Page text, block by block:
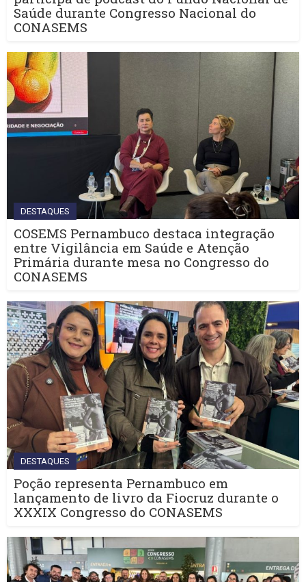
Saúde durante Congresso Nacional do
CONASEMS
DESTAQUES
COSEMS Pernambuco destaca integração
entre Vigilância em Saúde e Atenção
Primária durante mesa no Congresso do
CONASEMS
DESTAQUES
Poção representa Pernambuco em
lançamento de livro da Fiocruz durante o
XXXIX Congresso do CONASEMS